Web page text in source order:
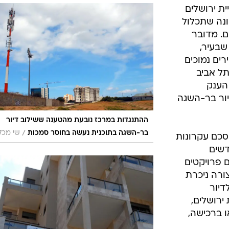
ההתנגדות במרכז נובעת מהטענה ששילוב דיור
בר-השגה בתוכנית נעשה בחוסר סמכות / שי
ירושלים
שתכלול
מדובר
שבעיר,
נמוכים
אביב
בר-השגה
עקרונות
פרויקטים
ניכרת
ירושלים,
ברכישה,